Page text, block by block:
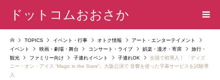
ドットコムおおさか
TOPICS イベント・行事 オトク情報
アート・エンターテイメント
イベント
映画・劇場・舞台 コンサート・ライブ 娯楽・漫才・寄席
旅行・
観光
ファミリー向け 子連れイベント 子連れOK
全国で初導入！ 「ディズ
ニー・オン・アイス “Magic in the Stars“」大阪公演で 音響を使った字幕サービスを試験導
入